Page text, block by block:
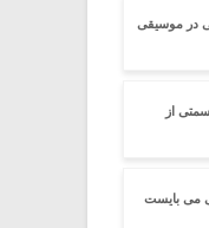
در موسیقی
از
می بایست